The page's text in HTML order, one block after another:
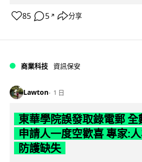
85 5 ↗ 分享
商業科技 資訊保安
Lawton 1 日
東華學院誤發取錄電郵 全
申請人一度空歡喜 專家:
防護缺失